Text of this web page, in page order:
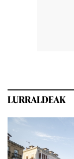
LURRALDEAK